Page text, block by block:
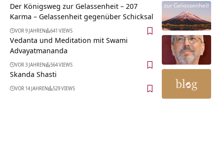
Der Königsweg zur Gelassenheit – 207
Karma – Gelassenheit gegenüber Schicksal
VOR 9 JAHREN 641 VIEWS
Vedanta und Meditation mit Swami
Advayatmananda
VOR 3 JAHREN 564 VIEWS
Skanda Shasti
VOR 14 JAHREN 529 VIEWS